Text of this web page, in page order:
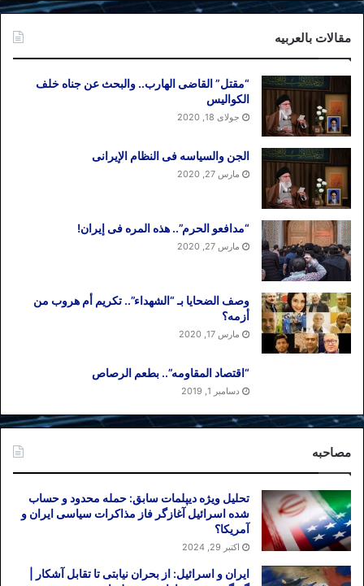
مقالات بالعربیه
“مقتل” القاضی الهارب.. والبحث عن جناه خلف
الکوالیس
جولای 18, 2020
الجن والسیاسه فی النظام اﻹیرانی
مارس 27, 2020
“مدافعو الحرم”.. هذه المره فی إیران!
مارس 27, 2020
وصف الضحایا بـ “الشهداء”.. تکریم أم هروب من
أزمه؟
مارس 17, 2020
“اقتصاد المقاومه”.. بطعم الرصاص
دسامبر 1, 2019
مصاحبه
تحلیل ویژه دیپلمات سابق: حمله محدود و حساب
شده اسرائیل آغازگر فاز مذاکرات سیاسی ایران و
آمریکا؟
اکتبر 29, 2024
ایران و اسرائیل: از بحران نیابتی تا تقابل آشکار |